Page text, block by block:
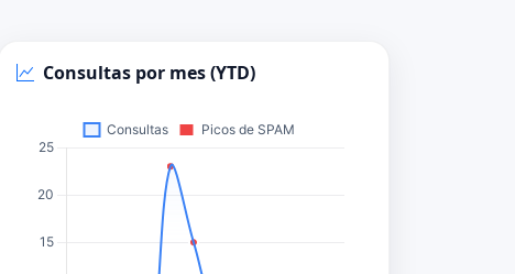
Consultas por mes (YTD)